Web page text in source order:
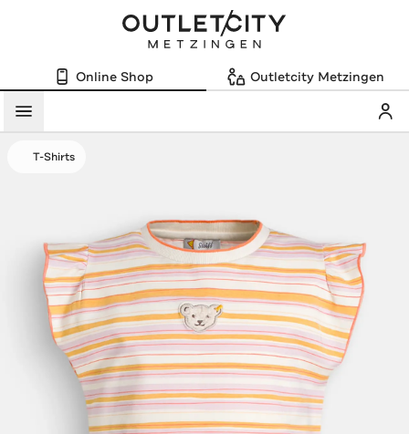
Online Shop Outletcity Metzingen
Menü
T-Shirts